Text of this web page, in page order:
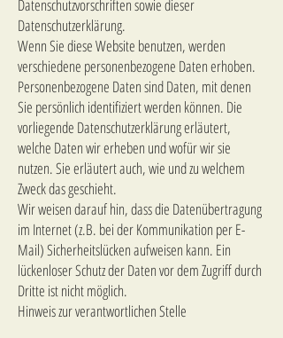
Datenschutzvorschriften sowie dieser
Datenschutzerklärung.
Wenn Sie diese Website benutzen, werden
verschiedene personenbezogene Daten erhoben.
Personenbezogene Daten sind Daten, mit denen
Sie persönlich identifiziert werden können. Die
vorliegende Datenschutzerklärung erläutert,
welche Daten wir erheben und wofür wir sie
nutzen. Sie erläutert auch, wie und zu welchem
Zweck das geschieht.
Wir weisen darauf hin, dass die Datenübertragung
im Internet (z.B. bei der Kommunikation per E-
Mail) Sicherheitslücken aufweisen kann. Ein
lückenloser Schutz der Daten vor dem Zugriff durch
Dritte ist nicht möglich.
Hinweis zur verantwortlichen Stelle